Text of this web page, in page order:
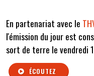
En partenariat avec le
l'émission du jour est
sort de terre le vendredi
ÉCOUTEZ